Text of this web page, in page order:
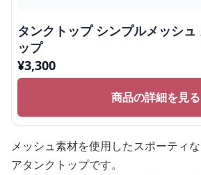
タンクトップ シンプルメッシュ
ップ
¥3,300
商品の詳細を見る
メッシュ素材を使用したスポーティ
アタンクトップです。